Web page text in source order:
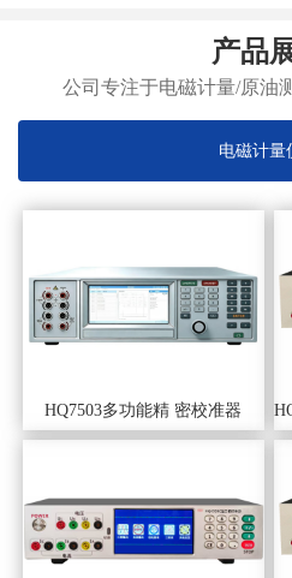
产品
公司专注于电磁计量/原油
电磁计量
HQ7503多功能精 密校准器